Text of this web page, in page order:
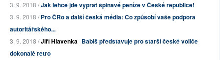
3. 9. 2018 /Jak lehce jde vyprat špinavé peníze v České republice!
3. 9. 2018 /Pro ČRo a další česká média: Co způsobí vaše podpora
autoritářského...
3. 9. 2018 /Jiří Hlavenka Babiš představuje pro starší české voliče
dokonalé retro